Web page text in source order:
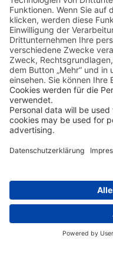
werden Sie
Tag 2
Transfer zum
40-minütige
Fähre Aremiti